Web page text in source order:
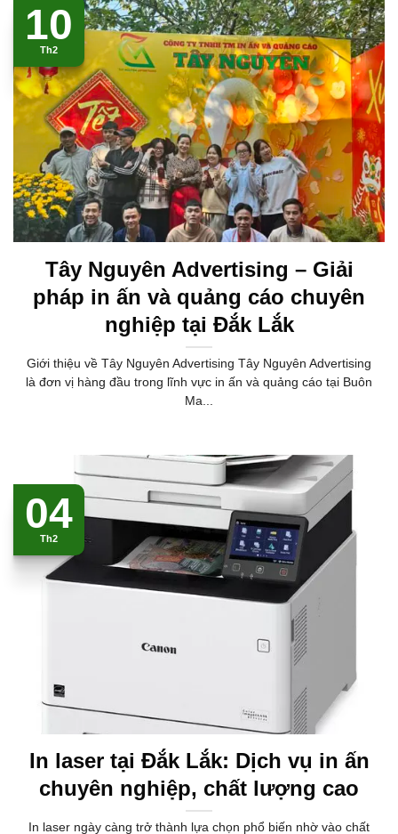
Tây Nguyên Advertising – Giải
pháp in ấn và quảng cáo chuyên
nghiệp tại Đắk Lắk
Giới thiệu về Tây Nguyên Advertising Tây Nguyên Advertising
là đơn vị hàng đầu trong lĩnh vực in ấn và quảng cáo tại Buôn
Ma...
10
Th2
In laser tại Đắk Lắk: Dịch vụ in ấn
chuyên nghiệp, chất lượng cao
In laser ngày càng trở thành lựa chọn phổ biến nhờ vào chất
04
Th2